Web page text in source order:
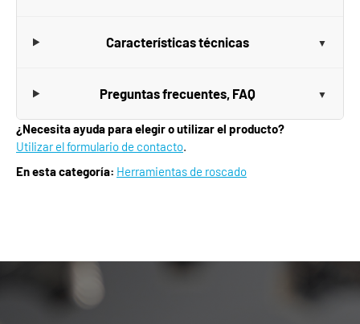
Características técnicas
Preguntas frecuentes, FAQ
¿Necesita ayuda para elegir o utilizar el producto?
Utilizar el formulario de contacto.
En esta categoría: Herramientas de roscado